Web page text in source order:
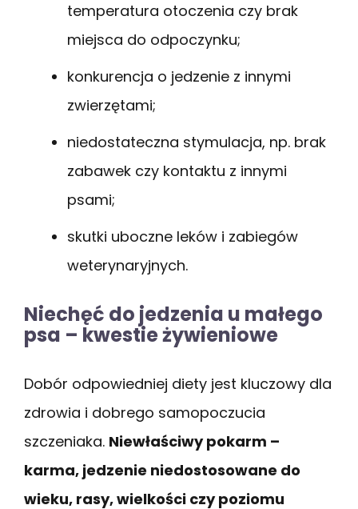
temperatura otoczenia czy brak
miejsca do odpoczynku;
konkurencja o jedzenie z innymi
zwierzętami;
niedostateczna stymulacja, np. brak
zabawek czy kontaktu z innymi
psami;
skutki uboczne leków i zabiegów
weterynaryjnych.
Niechęć do jedzenia u małego
psa – kwestie żywieniowe
Dobór odpowiedniej diety jest kluczowy dla
zdrowia i dobrego samopoczucia
szczeniaka. Niewłaściwy pokarm –
karma, jedzenie niedostosowane do
wieku, rasy, wielkości czy poziomu